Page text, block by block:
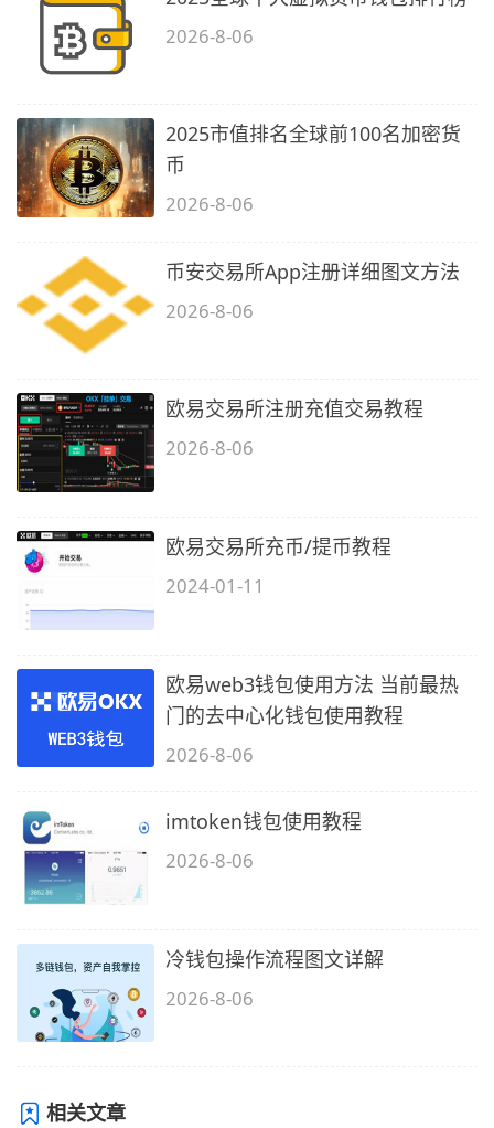
2026-8-06
2025市值排名全球前100名加密货
币
2026-8-06
币安交易所App注册详细图文方法
2026-8-06
欧易交易所注册充值交易教程
2026-8-06
欧易交易所充币/提币教程
2024-01-11
欧易web3钱包使用方法 当前最热
门的去中心化钱包使用教程
2026-8-06
imtoken钱包使用教程
2026-8-06
冷钱包操作流程图文详解
2026-8-06
相关文章